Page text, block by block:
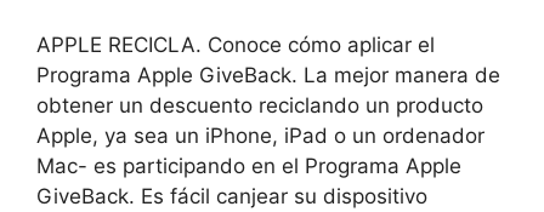
APPLE RECICLA. Conoce cómo aplicar el
Programa Apple GiveBack. La mejor manera de
obtener un descuento reciclando un producto
Apple, ya sea un iPhone, iPad o un ordenador
Mac- es participando en el Programa Apple
GiveBack. Es fácil canjear su dispositivo